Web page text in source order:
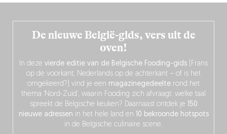
De nieuwe België-gids, vers uit de
oven!
In deze vierde editie van de Belgische Fooding-gids (Frans
op de voorkant, Nederlands op de achterkant – of is het
omgekeerd?) vind je een magazinegedeelte rond het
thema ‘Nord-Zuid’, waarin Fooding zich afvraagt: welke taal
spreekt de Belgische keuken? Daarnaast ontdek je 150
nieuwe adressen in het hele land en 10 bekroonde hotspots
in de Belgische culinaire scene.